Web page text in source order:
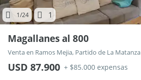
1/24 1
Magallanes al 800
Venta en Ramos Mejia, Partido de La Matanza
USD 87.900 + $85.000 expensas